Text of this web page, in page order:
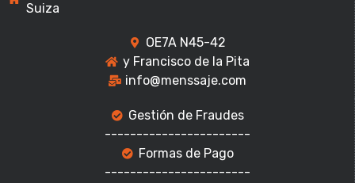
Suiza
OE7A N45-42
y Francisco de la Pita
info@menssaje.com
Gestión de Fraudes
-----------------------
Formas de Pago
-----------------------